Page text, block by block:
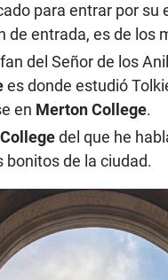
para entrar por su
de entrada, es de los
del Señor de los
es donde estudió
en Merton College.
del que he
bonitos de la ciudad.